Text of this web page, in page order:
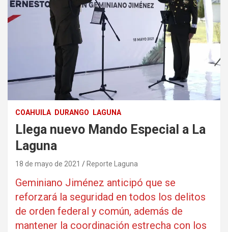
COAHUILA DURANGO LAGUNA
Llega nuevo Mando Especial a La
Laguna
18 de mayo de 2021 Reporte Laguna
Geminiano Jiménez anticipó que se
reforzará la seguridad en todos los delitos
de orden federal y común, además de
mantener la coordinación estrecha con los